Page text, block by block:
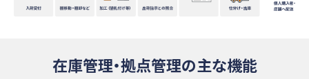
在庫管理・拠点管理の主な機能